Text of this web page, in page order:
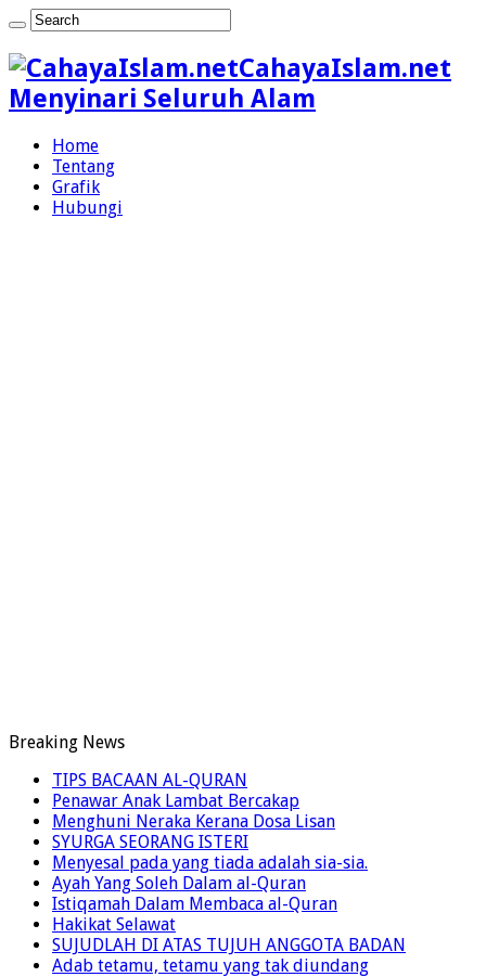
CahayaIslam.net
Menyinari Seluruh Alam
Home
Tentang
Grafik
Hubungi
Breaking News
TIPS BACAAN AL-QURAN
Penawar Anak Lambat Bercakap
Menghuni Neraka Kerana Dosa Lisan
SYURGA SEORANG ISTERI
Menyesal pada yang tiada adalah sia-sia.
Ayah Yang Soleh Dalam al-Quran
Istiqamah Dalam Membaca al-Quran
Hakikat Selawat
SUJUDLAH DI ATAS TUJUH ANGGOTA BADAN
Adab tetamu, tetamu yang tak diundang